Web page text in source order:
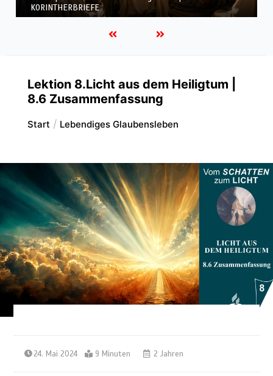
KORINTHERBRIEFE
Lektion 8.Licht aus dem Heiligtum |
8.6 Zusammenfassung
Start Lebendiges Glaubensleben
24. Mai 2024 9 Minuten 2 Jahren